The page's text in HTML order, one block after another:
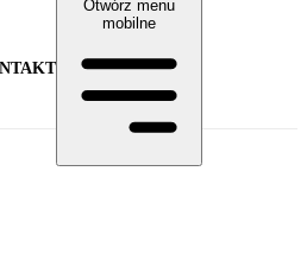
Otwórz menu
mobilne